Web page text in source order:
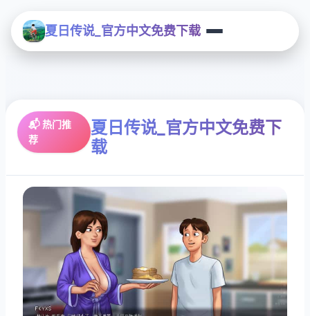
夏日传说_官方中文免费下载
📬 热门推
荐
夏日传说_官方中文免费下
载